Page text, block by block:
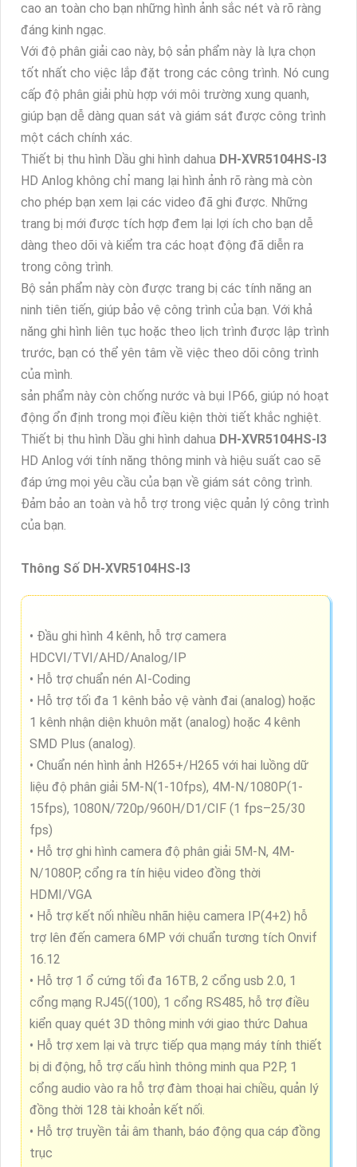
cao an toàn cho bạn những hình ảnh sắc nét và rõ ràng
đáng kinh ngạc.
Với độ phân giải cao này, bộ sản phẩm này là lựa chọn
tốt nhất cho việc lắp đặt trong các công trình. Nó cung
cấp độ phân giải phù hợp với môi trường xung quanh,
giúp bạn dễ dàng quan sát và giám sát được công trình
một cách chính xác.
Thiết bị thu hình Dầu ghi hình dahua DH-XVR5104HS-I3
HD Anlog không chỉ mang lại hình ảnh rõ ràng mà còn
cho phép bạn xem lại các video đã ghi được. Những
trang bị mới được tích hợp đem lại lợi ích cho bạn dễ
dàng theo dõi và kiểm tra các hoạt động đã diễn ra
trong công trình.
Bộ sản phẩm này còn được trang bị các tính năng an
ninh tiên tiến, giúp bảo vệ công trình của bạn. Với khả
năng ghi hình liên tục hoặc theo lịch trình được lập trình
trước, bạn có thể yên tâm về việc theo dõi công trình
của mình.
sản phẩm này còn chống nước và bụi IP66, giúp nó hoạt
động ổn định trong mọi điều kiện thời tiết khắc nghiệt.
Thiết bị thu hình Dầu ghi hình dahua DH-XVR5104HS-I3
HD Anlog với tính năng thông minh và hiệu suất cao sẽ
đáp ứng mọi yêu cầu của bạn về giám sát công trình.
Đảm bảo an toàn và hỗ trợ trong việc quản lý công trình
của bạn.
Thông Số DH-XVR5104HS-I3
• Đầu ghi hình 4 kênh, hỗ trợ camera
HDCVI/TVI/AHD/Analog/IP
• Hỗ trợ chuẩn nén AI-Coding
• Hỗ trợ tối đa 1 kênh bảo vệ vành đai (analog) hoặc
1 kênh nhận diện khuôn mặt (analog) hoặc 4 kênh
SMD Plus (analog).
• Chuẩn nén hình ảnh H265+/H265 với hai luồng dữ
liệu độ phân giải 5M-N(1-10fps), 4M-N/1080P(1-
15fps), 1080N/720p/960H/D1/CIF (1 fps–25/30
fps)
• Hỗ trợ ghi hình camera độ phân giải 5M-N, 4M-
N/1080P, cổng ra tín hiệu video đồng thời
HDMI/VGA
• Hỗ trợ kết nối nhiều nhãn hiệu camera IP(4+2) hỗ
trợ lên đến camera 6MP với chuẩn tương tích Onvif
16.12
• Hỗ trợ 1 ổ cứng tối đa 16TB, 2 cổng usb 2.0, 1
cổng mạng RJ45((100), 1 cổng RS485, hỗ trợ điều
kiển quay quét 3D thông minh với giao thức Dahua
• Hỗ trợ xem lại và trực tiếp qua mạng máy tính thiết
bị di động, hỗ trợ cấu hình thông minh qua P2P, 1
cổng audio vào ra hỗ trợ đàm thoại hai chiều, quản lý
đồng thời 128 tài khoản kết nối.
• Hỗ trợ truyền tải âm thanh, báo động qua cáp đồng
trục